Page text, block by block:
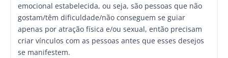
emocional estabelecida, ou seja, são pessoas que não
gostam/têm dificuldade/não conseguem se guiar
apenas por atração física e/ou sexual, então precisam
criar vínculos com as pessoas antes que esses desejos
se manifestem.